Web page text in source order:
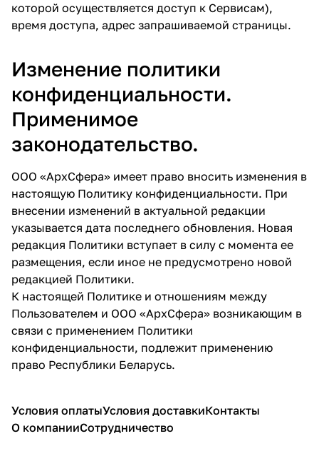
которой осуществляется доступ к Сервисам),
время доступа, адрес запрашиваемой страницы.
Изменение политики
конфиденциальности.
Применимое
законодательство.
ООО «АрхСфера» имеет право вносить изменения в
настоящую Политику конфиденциальности. При
внесении изменений в актуальной редакции
указывается дата последнего обновления. Новая
редакция Политики вступает в силу с момента ее
размещения, если иное не предусмотрено новой
редакцией Политики.
К настоящей Политике и отношениям между
Пользователем и ООО «АрхСфера» возникающим в
связи с применением Политики
конфиденциальности, подлежит применению
право Республики Беларусь.
Условия оплатыУсловия доставкиКонтакты
О компанииСотрудничество